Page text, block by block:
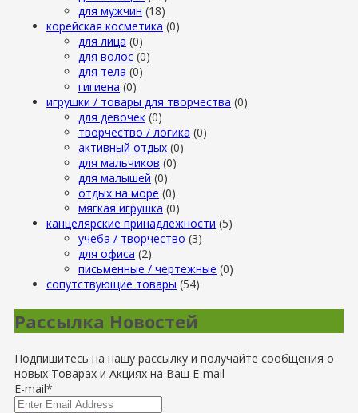
для мужчин (18)
корейская косметика (0)
для лица (0)
для волос (0)
для тела (0)
гигиена (0)
игрушки / товары для творчества (0)
для девочек (0)
творчество / логика (0)
активный отдых (0)
для мальчиков (0)
для малышей (0)
отдых на море (0)
мягкая игрушка (0)
канцелярские принадлежности (5)
учеба / творчество (3)
для офиса (2)
письменные / чертежные (0)
сопутствующие товары (54)
Рассылка Новостей
Подпишитесь на нашу рассылку и получайте сообщения о
новых Товарах и Акциях на Ваш E-mail
E-mail*